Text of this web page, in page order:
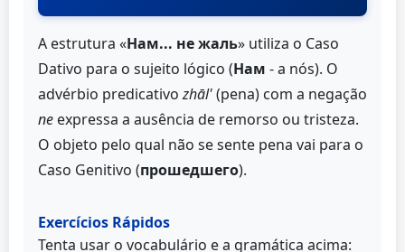
A estrutura «Нам... не жаль» utiliza o Caso
Dativo para o sujeito lógico (Нам - a nós). O
advérbio predicativozhāl'(pena) com a negação
ne expressa a ausência de remorso ou tristeza.
O objeto pelo qual não se sente pena vai para o
Caso Genitivo (прошедшего).
Exercícios Rápidos
Tenta usar o vocabulário e a gramática acima: